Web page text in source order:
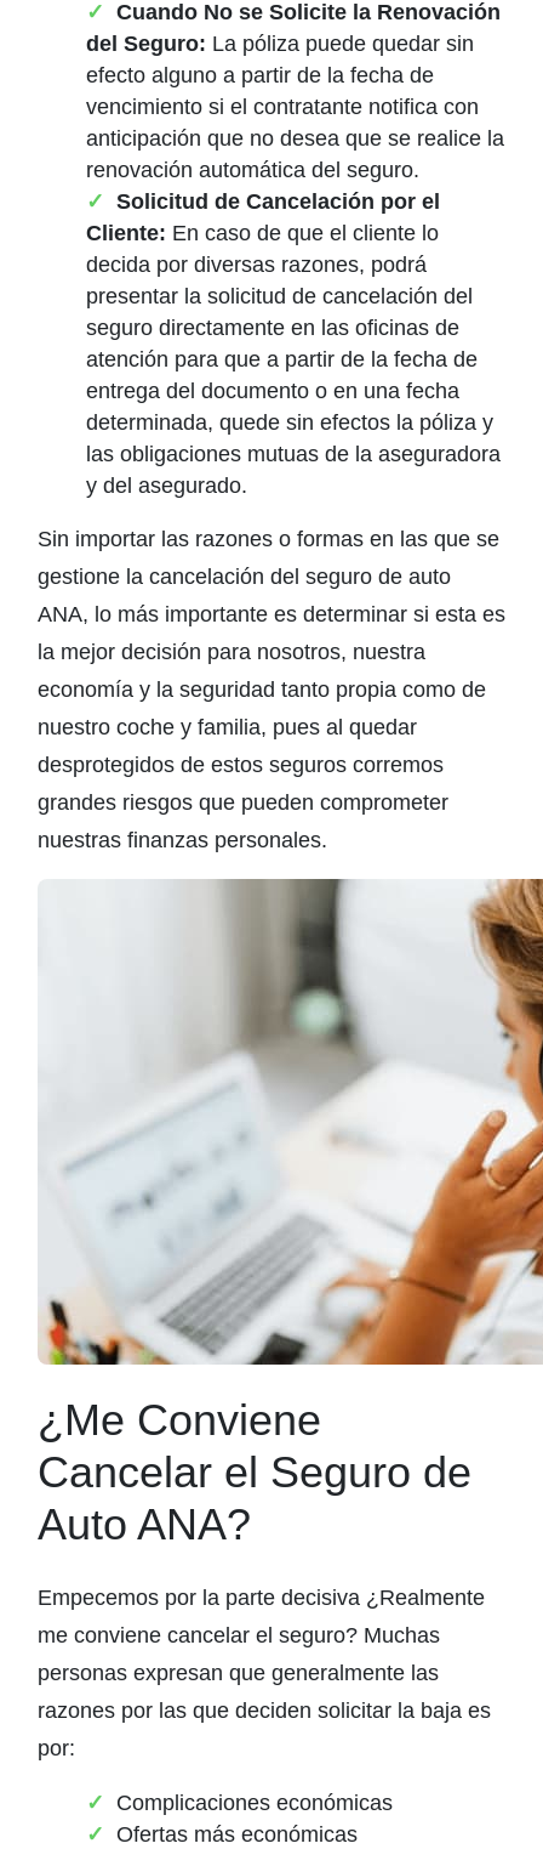
Cuando No se Solicite la Renovación
del Seguro: La póliza puede quedar sin
efecto alguno a partir de la fecha de
vencimiento si el contratante notifica con
anticipación que no desea que se realice la
renovación automática del seguro.
Solicitud de Cancelación por el
Cliente: En caso de que el cliente lo
decida por diversas razones, podrá
presentar la solicitud de cancelación del
seguro directamente en las oficinas de
atención para que a partir de la fecha de
entrega del documento o en una fecha
determinada, quede sin efectos la póliza y
las obligaciones mutuas de la aseguradora
y del asegurado.
Sin importar las razones o formas en las que se
gestione la cancelación del seguro de auto
ANA, lo más importante es determinar si esta es
la mejor decisión para nosotros, nuestra
economía y la seguridad tanto propia como de
nuestro coche y familia, pues al quedar
desprotegidos de estos seguros corremos
grandes riesgos que pueden comprometer
nuestras finanzas personales.
¿Me Conviene
Cancelar el Seguro de
Auto ANA?
Empecemos por la parte decisiva ¿Realmente
me conviene cancelar el seguro? Muchas
personas expresan que generalmente las
razones por las que deciden solicitar la baja es
por:
Complicaciones económicas
Ofertas más económicas